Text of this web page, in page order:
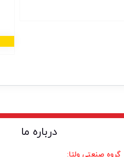
درباره ما
گروه صنعتی ولتا: